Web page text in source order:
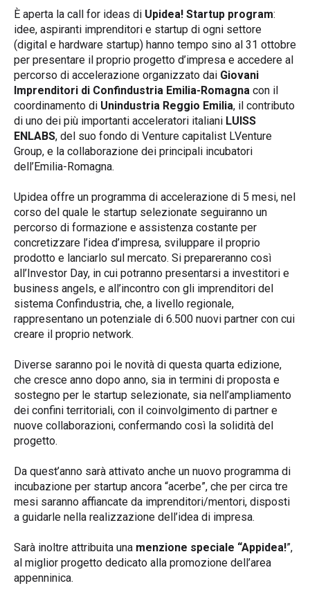
È aperta la call for ideas di Upidea! Startup program:
idee, aspiranti imprenditori e startup di ogni settore
(digital e hardware startup) hanno tempo sino al 31 ottobre
per presentare il proprio progetto d’impresa e accedere al
percorso di accelerazione organizzato dai Giovani
Imprenditori di Confindustria Emilia-Romagna con il
coordinamento di Unindustria Reggio Emilia, il contributo
di uno dei più importanti acceleratori italiani LUISS
ENLABS, del suo fondo di Venture capitalist LVenture
Group, e la collaborazione dei principali incubatori
dell’Emilia-Romagna.
Upidea offre un programma di accelerazione di 5 mesi, nel
corso del quale le startup selezionate seguiranno un
percorso di formazione e assistenza costante per
concretizzare l’idea d’impresa, sviluppare il proprio
prodotto e lanciarlo sul mercato. Si prepareranno così
all’Investor Day, in cui potranno presentarsi a investitori e
business angels, e all’incontro con gli imprenditori del
sistema Confindustria, che, a livello regionale,
rappresentano un potenziale di 6.500 nuovi partner con cui
creare il proprio network.
Diverse saranno poi le novità di questa quarta edizione,
che cresce anno dopo anno, sia in termini di proposta e
sostegno per le startup selezionate, sia nell’ampliamento
dei confini territoriali, con il coinvolgimento di partner e
nuove collaborazioni, confermando così la solidità del
progetto.
Da quest’anno sarà attivato anche un nuovo programma di
incubazione per startup ancora “acerbe”, che per circa tre
mesi saranno affiancate da imprenditori/mentori, disposti
a guidarle nella realizzazione dell’idea di impresa.
Sarà inoltre attribuita una menzione speciale “Appidea!”,
al miglior progetto dedicato alla promozione dell’area
appenninica.